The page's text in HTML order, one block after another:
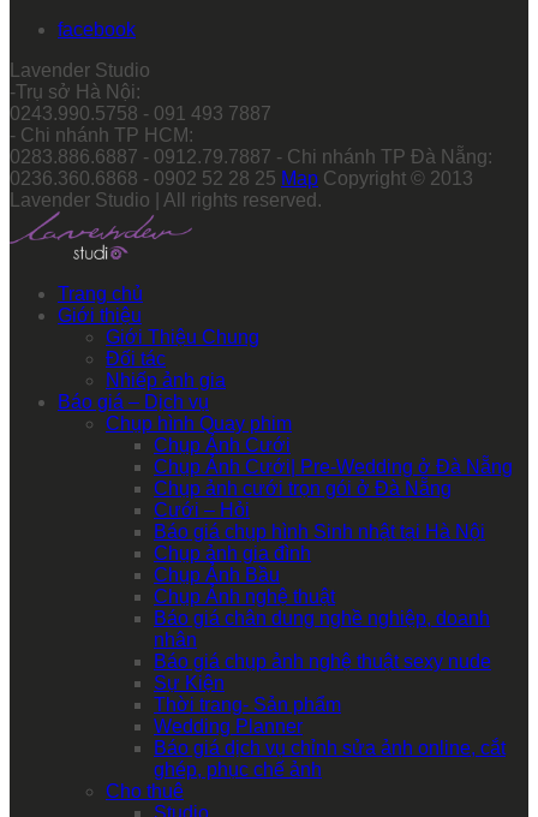
facebook
Lavender Studio
-Trụ sở Hà Nội:
0243.990.5758 - 091 493 7887
- Chi nhánh TP HCM:
0283.886.6887 - 0912.79.7887 - Chi nhánh TP Đà Nẵng:
0236.360.6868 - 0902 52 28 25 Map Copyright © 2013
Lavender Studio | All rights reserved.
Trang chủ
Giới thiệu
Giới Thiệu Chung
Đối tác
Nhiếp ảnh gia
Báo giá – Dịch vụ
Chụp hình Quay phim
Chụp Ảnh Cưới
Chụp Ảnh Cưới| Pre-Wedding ở Đà Nẵng
Chụp ảnh cưới trọn gói ở Đà Nẵng
Cưới – Hỏi
Báo giá chụp hình Sinh nhật tại Hà Nội
Chụp ảnh gia đình
Chụp Ảnh Bầu
Chụp Ảnh nghệ thuật
Báo giá chân dung nghề nghiệp, doanh
nhân
Báo giá chụp ảnh nghệ thuật sexy nude
Sự Kiện
Thời trang- Sản phẩm
Wedding Planner
Báo giá dịch vụ chỉnh sửa ảnh online, cắt
ghép, phục chế ảnh
Cho thuê
Studio